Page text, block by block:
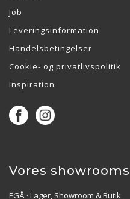
Job
Leveringsinformation
Handelsbetingelser
Cookie- og privatlivspolitik
Inspiration
Vores showrooms
EGÅ · Lager, Showroom & Butik